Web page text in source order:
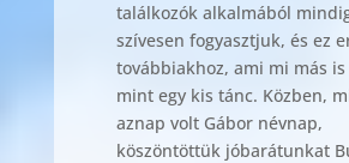
találkozók alkalmából
szívesen fogyasztjuk, és ez
továbbiakhoz, ami mi más
mint egy kis tánc. Közben,
aznap volt Gábor névnap,
köszöntöttük jóbarátunkat